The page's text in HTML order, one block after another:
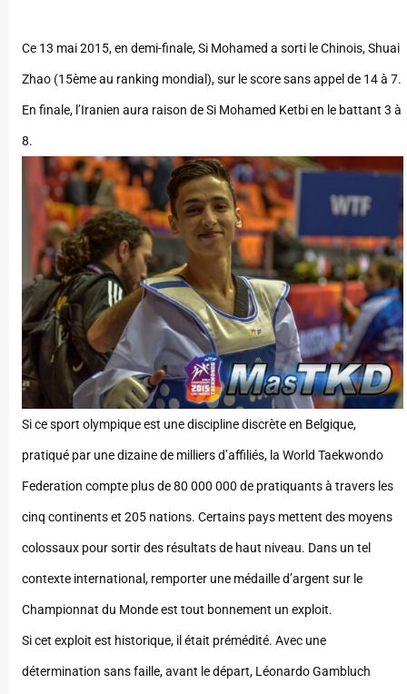
Ce 13 mai 2015, en demi-finale, Si Mohamed a sorti le Chinois, Shuai
Zhao (15ème au ranking mondial), sur le score sans appel de 14 à 7.
En finale, l’Iranien aura raison de Si Mohamed Ketbi en le battant 3 à
8.
Si ce sport olympique est une discipline discrète en Belgique,
pratiqué par une dizaine de milliers d’affiliés, la World Taekwondo
Federation compte plus de 80 000 000 de pratiquants à travers les
cinq continents et 205 nations. Certains pays mettent des moyens
colossaux pour sortir des résultats de haut niveau. Dans un tel
contexte international, remporter une médaille d’argent sur le
Championnat du Monde est tout bonnement un exploit.
Si cet exploit est historique, il était prémédité. Avec une
détermination sans faille, avant le départ, Léonardo Gambluch